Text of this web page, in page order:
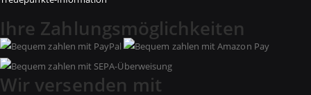
Ihre Zahlungsmöglichkeiten
Wir versenden mit